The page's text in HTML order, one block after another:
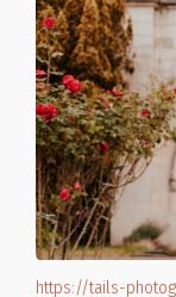
https://tails-